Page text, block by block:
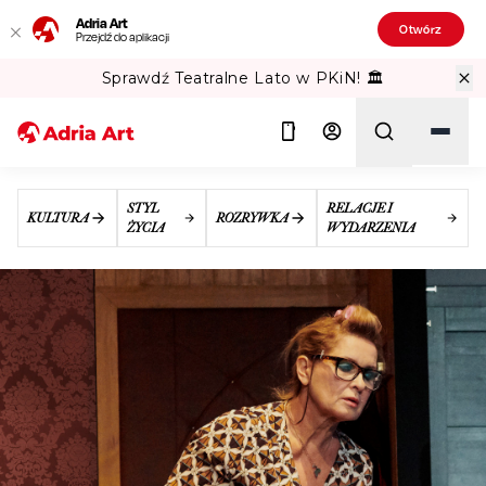
Adria Art
Przejdź do aplikacji Otwórz
Sprawdź Teatralne Lato w PKiN! 🏛️
Szukaj
KULTURA
STYL
ŻYCIA
ROZRYWKA
RELACJE I
WYDARZENIA